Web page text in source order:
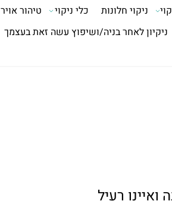
ניקוי חלונות כלי ניקוי טיהור אויר
ניקיון לאחר בניה/ושיפוץ עשה זאת בעצמך